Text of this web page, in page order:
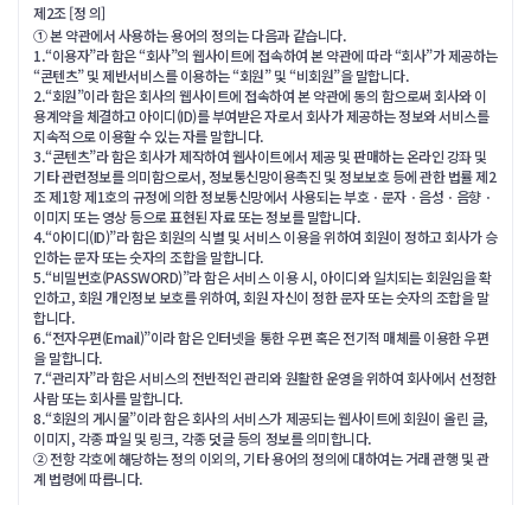
제2조 [정 의]
① 본 약관에서 사용하는 용어의 정의는 다음과 같습니다.
1.“이용자”라 함은 “회사”의 웹사이트에 접속하여 본 약관에 따라 “회사”가 제공하는
“콘텐츠” 및 제반서비스를 이용하는 “회원” 및 “비회원”을 말합니다.
2.“회원”이라 함은 회사의 웹사이트에 접속하여 본 약관에 동의 함으로써 회사와 이
용계약을 체결하고 아이디(ID)를 부여받은 자로서 회사가 제공하는 정보와 서비스를
지속적으로 이용할 수 있는 자를 말합니다.
3.“콘텐츠”라 함은 회사가 제작하여 웹사이트에서 제공 및 판매하는 온라인 강좌 및
기타 관련정보를 의미함으로서, 정보통신망이용촉진 및 정보보호 등에 관한 법률 제2
조 제1항 제1호의 규정에 의한 정보통신망에서 사용되는 부호ㆍ문자ㆍ음성ㆍ음향ㆍ
이미지 또는 영상 등으로 표현된 자료 또는 정보를 말합니다.
4.“아이디(ID)”라 함은 회원의 식별 및 서비스 이용을 위하여 회원이 정하고 회사가 승
인하는 문자 또는 숫자의 조합을 말합니다.
5.“비밀번호(PASSWORD)”라 함은 서비스 이용 시, 아이디와 일치되는 회원임을 확
인하고, 회원 개인정보 보호를 위하여, 회원 자신이 정한 문자 또는 숫자의 조합을 말
합니다.
6.“전자우편(Email)”이라 함은 인터넷을 통한 우편 혹은 전기적 매체를 이용한 우편
을 말합니다.
7.“관리자”라 함은 서비스의 전반적인 관리와 원활한 운영을 위하여 회사에서 선정한
사람 또는 회사를 말합니다.
8.“회원의 게시물”이라 함은 회사의 서비스가 제공되는 웹사이트에 회원이 올린 글,
이미지, 각종 파일 및 링크, 각종 덧글 등의 정보를 의미합니다.
② 전항 각호에 해당하는 정의 이외의, 기타 용어의 정의에 대하여는 거래 관행 및 관
계 법령에 따릅니다.